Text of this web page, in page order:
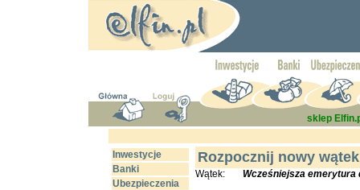
sklep
Inwestycje
Banki
Ubezpieczenia
Rozpocznij nowy wątek
Wątek: Wcześniejsza emerytura